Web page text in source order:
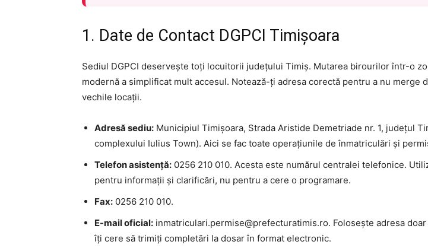
1. Date de Contact DGPCI Timișoara
Sediul DGPCI deservește toți locuitorii județului Timiș. Mutarea birourilor într-o
modernă a simplificat mult accesul. Notează-ți adresa corectă pentru a nu merge
vechile locații.
Adresă sediu: Municipiul Timișoara, Strada Aristide Demetriade nr. 1, județul
complexului Iulius Town). Aici se fac toate operațiunile de înmatriculări și
Telefon asistență: 0256 210 010. Acesta este numărul centralei telefonice.
pentru informații și clarificări, nu pentru a cere o programare.
Fax: 0256 210 010.
E-mail oficial: inmatriculari.permise@prefecturatimis.ro. Folosește adresa
îți cere să trimiți completări la dosar în format electronic.